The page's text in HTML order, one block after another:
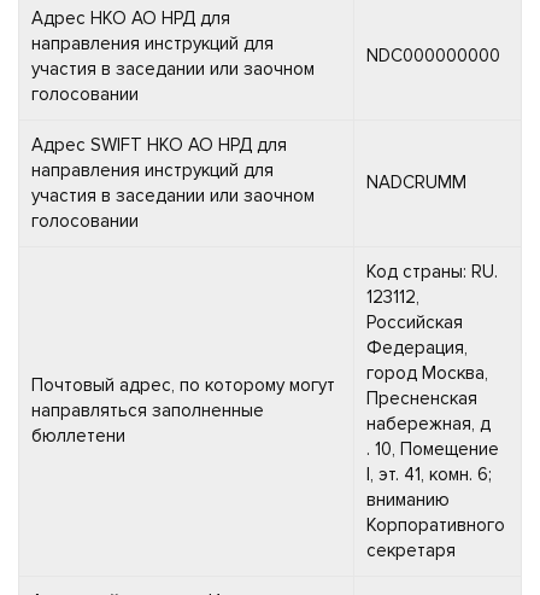
Адрес НКО АО НРД для
направления инструкций для
участия в заседании или заочном
голосовании
NDC000000000
Адрес SWIFT НКО АО НРД для
направления инструкций для
участия в заседании или заочном
голосовании
NADCRUMM
Почтовый адрес, по которому могут
направляться заполненные
бюллетени
Код страны: RU.
123112,
Российская
Федерация,
город Москва,
Пресненская
набережная, д
. 10, Помещение
I, эт. 41, комн. 6;
вниманию
Корпоративного
секретаря